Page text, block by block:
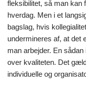
fleksibilitet, så man kan
hverdag. Men i et
bagslag, hvis
undermineres af, at det
man arbejder. En
over kvaliteten. Det
individuelle og